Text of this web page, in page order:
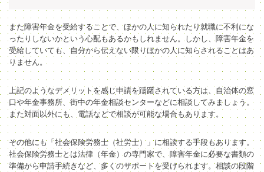
また障害年金を受給することで、ほかの人に知られたり就職に不利にな
ったりしないかという心配もあるかもしれません。しかし、障害年金を
受給していても、自分から伝えない限りほかの人に知らされることはあ
りません。
上記のようなデメリットを感じ申請を躊躇されている方は、自治体の窓
口や年金事務所、街中の年金相談センターなどに相談してみましょう。
また対面以外にも、電話などで相談が可能な場合もあります。
その他にも「社会保険労務士（社労士）」に相談する手段もあります。
社会保険労務士とは法律（年金）の専門家で、障害年金に必要な書類の
準備から申請手続きなど、多くのサポートを受けられます。相談の段階